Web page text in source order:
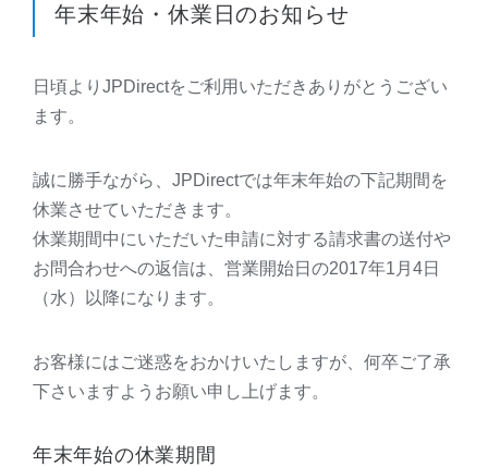
年末年始・休業日のお知らせ
日頃よりJPDirectをご利用いただきありがとうござい
ます。
誠に勝手ながら、JPDirectでは年末年始の下記期間を
休業させていただきます。
休業期間中にいただいた申請に対する請求書の送付や
お問合わせへの返信は、営業開始日の2017年1月4日
（水）以降になります。
お客様にはご迷惑をおかけいたしますが、何卒ご了承
下さいますようお願い申し上げます。
年末年始の休業期間